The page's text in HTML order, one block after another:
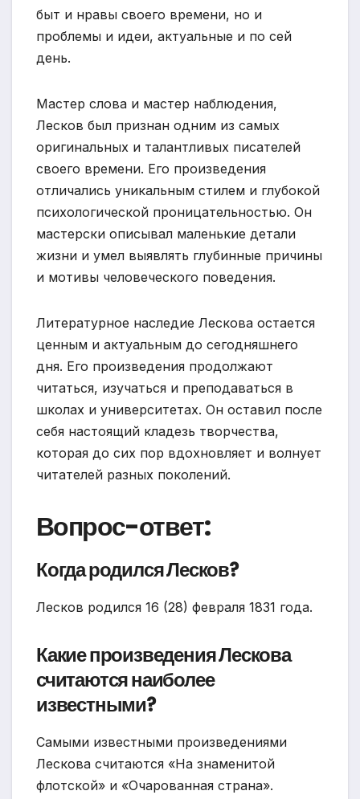
быт и нравы своего времени, но и
проблемы и идеи, актуальные и по сей
день.
Мастер слова и мастер наблюдения,
Лесков был признан одним из самых
оригинальных и талантливых писателей
своего времени. Его произведения
отличались уникальным стилем и глубокой
психологической проницательностью. Он
мастерски описывал маленькие детали
жизни и умел выявлять глубинные причины
и мотивы человеческого поведения.
Литературное наследие Лескова остается
ценным и актуальным до сегодняшнего
дня. Его произведения продолжают
читаться, изучаться и преподаваться в
школах и университетах. Он оставил после
себя настоящий кладезь творчества,
которая до сих пор вдохновляет и волнует
читателей разных поколений.
Вопрос-ответ:
Когда родился Лесков?
Лесков родился 16 (28) февраля 1831 года.
Какие произведения Лескова
считаются наиболее
известными?
Самыми известными произведениями
Лескова считаются «На знаменитой
флотской» и «Очарованная страна».